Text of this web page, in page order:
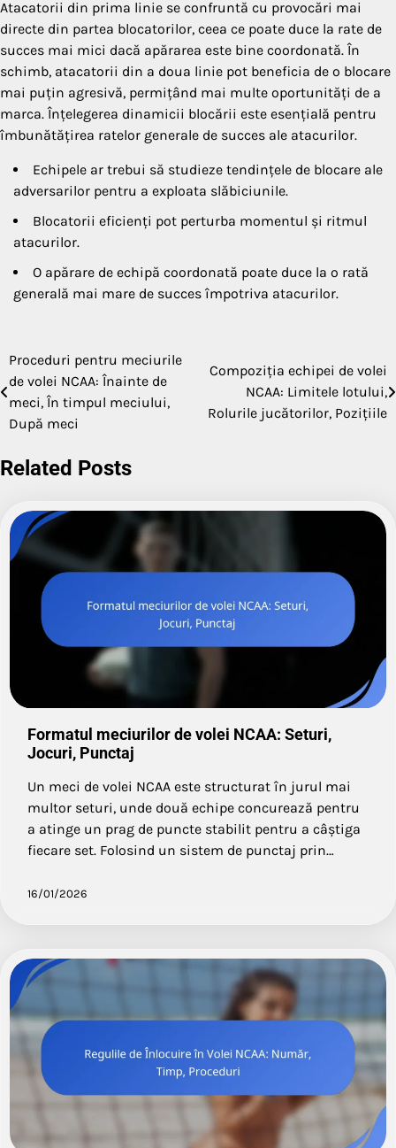
Atacatorii din prima linie se confruntă cu provocări mai
directe din partea blocatorilor, ceea ce poate duce la rate de
succes mai mici dacă apărarea este bine coordonată. În
schimb, atacatorii din a doua linie pot beneficia de o blocare
mai puțin agresivă, permițând mai multe oportunități de a
marca. Înțelegerea dinamicii blocării este esențială pentru
îmbunătățirea ratelor generale de succes ale atacurilor.
Echipele ar trebui să studieze tendințele de blocare ale
adversarilor pentru a exploata slăbiciunile.
Blocatorii eficienți pot perturba momentul și ritmul
atacurilor.
O apărare de echipă coordonată poate duce la o rată
generală mai mare de succes împotriva atacurilor.
Post
navigation
Proceduri pentru meciurile
de volei NCAA: Înainte de
meci, În timpul meciului,
După meci
Compoziția echipei de volei
NCAA: Limitele lotului,
Rolurile jucătorilor, Pozițiile
Related Posts
Formatul meciurilor de volei NCAA: Seturi,
Jocuri, Punctaj
Un meci de volei NCAA este structurat în jurul mai
multor seturi, unde două echipe concurează pentru
a atinge un prag de puncte stabilit pentru a câștiga
fiecare set. Folosind un sistem de punctaj prin…
16/01/2026